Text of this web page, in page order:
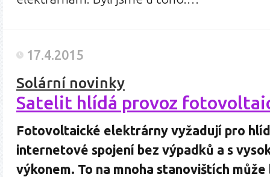
17.4.2015
Solární novinky
Satelit hlídá provoz
Fotovoltaické elektrárny vyžadují pro
internetové spojení bez výpadků a s
výkonem. To na mnoha stanovištích